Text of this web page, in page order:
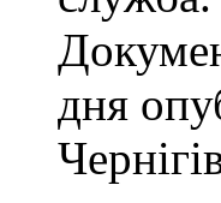
дня